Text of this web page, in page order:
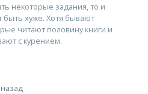
некоторые задания, то и
быть хуже. Хотя бывают
читают половину книги и
с курением.